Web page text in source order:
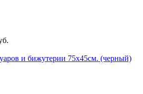
и бижутерии 75х45см. (черный)